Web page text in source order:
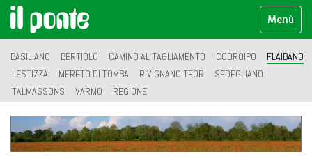
Menù
BASILIANO BERTIOLO CAMINO AL TAGLIAMENTO CODROIPO
FLAIBANO
LESTIZZA
MERETO DI TOMBA RIVIGNANO TEOR
SEDEGLIANO
TALMASSONS
VARMO REGIONE